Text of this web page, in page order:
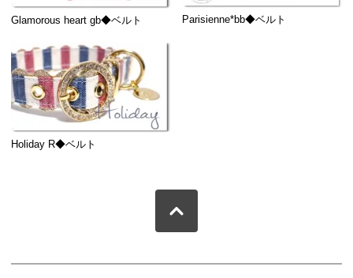
Glamorous heart gb◆ベルト Parisienne*bb◆ベルト
Holiday R◆ベルト